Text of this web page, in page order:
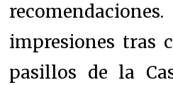
impresiones tras
pasillos de la